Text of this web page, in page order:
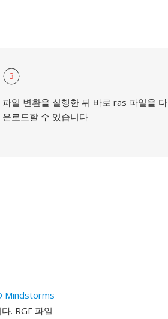
3
파일 변환을 실행한 뒤 바로 ras 파일을 다
운로드할 수 있습니다
Mindstorms
. RGF 파일